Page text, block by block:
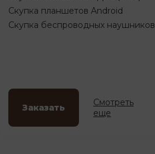
Скупка планшетов Android
Скупка беспроводных наушников
Заказать
Смотреть
еще